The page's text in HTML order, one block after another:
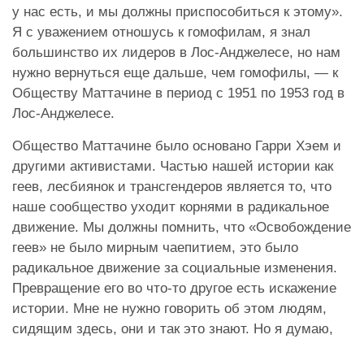
у нас есть, и мы должны приспособиться к этому».
Я с уважением отношусь к гомофилам, я знал
большинство их лидеров в Лос-Анджелесе, но нам
нужно вернуться еще дальше, чем гомофилы, — к
Обществу Маттачине в период с 1951 по 1953 год в
Лос-Анджелесе.
Общество Маттачине было основано Гарри Хэем и
другими активистами. Частью нашей истории как
геев, лесбиянок и трансгендеров является то, что
наше сообщество уходит корнями в радикальное
движение. Мы должны помнить, что «Освобождение
геев» не было мирным чаепитием, это было
радикальное движение за социальные изменения.
Превращение его во что-то другое есть искажение
истории. Мне не нужно говорить об этом людям,
сидящим здесь, они и так это знают. Но я думаю,